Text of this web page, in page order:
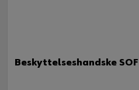
Beskyttelseshandske